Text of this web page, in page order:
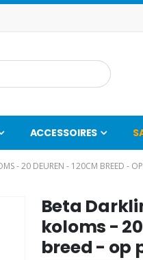
ACCESSOIRES
- 20 DEUREN - 120CM BREED -
naar
begin
Beta
koloms -
breed - op